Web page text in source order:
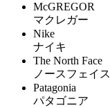
McGREGOR
マクレガー
Nike
ナイキ
The North Face
ノースフェイス
Patagonia
パタゴニア